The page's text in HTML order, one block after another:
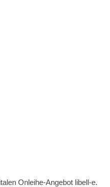
Onleihe-Angebot libell-e.